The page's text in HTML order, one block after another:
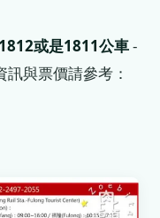
或是1811公車-
與票價請參考：